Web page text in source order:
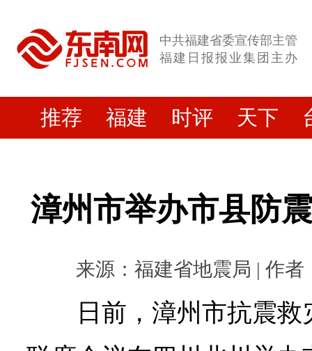
中共福建省委宣传部主管
福建日报报业集团主办
推荐 福建 时评 天下
漳州市举办市县防
来源：福建省地震局 | 作者
日前，漳州市抗震